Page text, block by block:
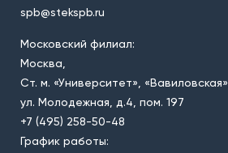
spb@stekspb.ru
Московский филиал:
Москва,
Ст. м. «Университет», «Вавиловская»,
ул. Молодежная, д.4, пом. 197
+7 (495) 258-50-48
График работы: